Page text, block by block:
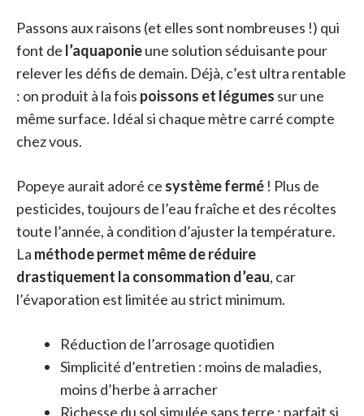
Passons aux raisons (et elles sont nombreuses !) qui
font de l’aquaponieune solution séduisante pour
relever les défis de demain. Déjà, c’est ultra rentable
: on produit à la fois poissons et légumes sur une
même surface. Idéal si chaque mètre carré compte
chez vous.
Popeye aurait adoré ce système fermé ! Plus de
pesticides, toujours de l’eau fraîche et des récoltes
toute l’année, à condition d’ajuster la température.
La méthode permet même de réduire
drastiquement la consommation d’eau, car
l’évaporation est limitée au strict minimum.
Réduction de l’arrosage quotidien
Simplicité d’entretien : moins de maladies,
moins d’herbe à arracher
Richesse du sol simulée sans terre : parfait si